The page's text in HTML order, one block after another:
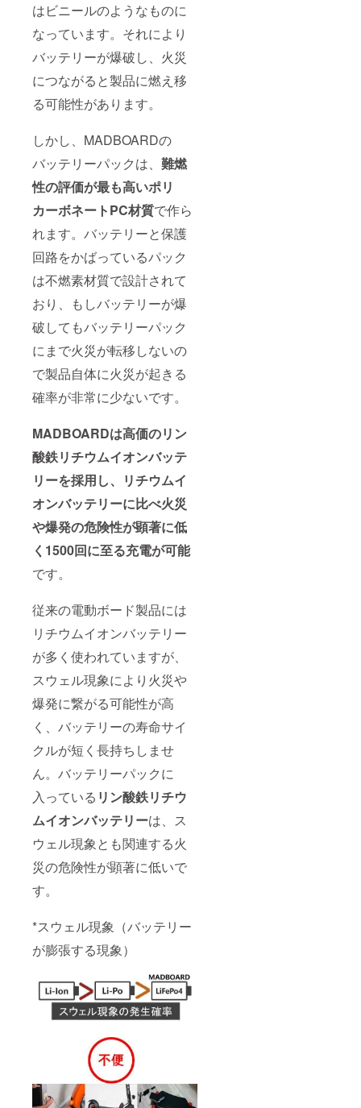
はビニールのようなものに
なっています。それにより
バッテリーが爆破し、火災
につながると製品に燃え移
る可能性があります。
しかし、MADBOARDの
バッテリーパックは、 難燃
性の評価が最も高いポリ
カーボネートPC材質で作ら
れます。バッテリーと保護
回路をかばっているパック
は不燃素材質で設計されて
おり、もしバッテリーが爆
破してもバッテリーパック
にまで火災が転移しないの
で製品自体に火災が起きる
確率が非常に少ないです。
MADBOARDは高価のリン
酸鉄リチウムイオンバッテ
リーを採用し、リチウムイ
オンバッテリーに比べ火災
や爆発の危険性が顕著に低
く1500回に至る充電が可能
です。
従来の電動ボード製品には
リチウムイオンバッテリー
が多く使われていますが、
スウェル現象により火災や
爆発に繋がる可能性が高
く、バッテリーの寿命サイ
クルが短く長持ちしませ
ん。バッテリーパックに
入っている リン酸鉄リチウ
ムイオンバッテリーは、ス
ウェル現象とも関連する火
災の危険性が顕著に低いで
す。
*スウェル現象（バッテリー
が膨張する現象）